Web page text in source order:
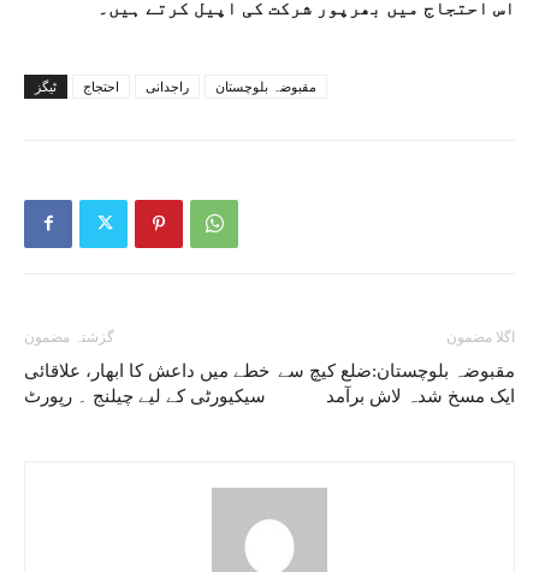
اس احتجاج میں بھرپور شرکت کی اپیل کرتے ہیں۔
ٹیگز احتجاج راجدانی مقبوضہ بلوچستان
گزشتہ مضمون
خطے میں داعش کا ابھار، علاقائی
سیکیورٹی کے لیے چیلنج ۔ رپورٹ
اگلا مضمون
مقبوضہ بلوچستان:ضلع کیچ سے
ایک مسخ شدہ لاش برآمد